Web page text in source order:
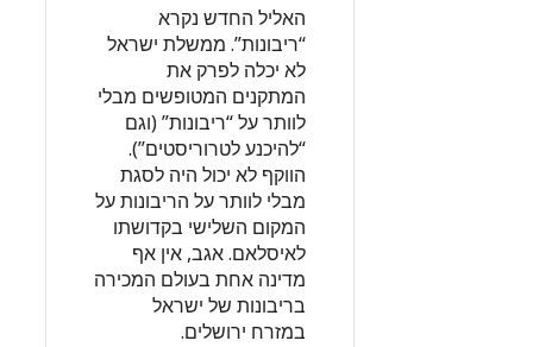
האליל החדש נקרא
“ריבונות”. ממשלת ישראל
לא יכלה לפרק את
המתקנים המטופשים מבלי
לוותר על “ריבונות” (וגם
“להיכנע לטרוריסטים”).
הווקף לא יכול היה לסגת
מבלי לוותר על הריבונות על
המקום השלישי בקדושתו
לאיסלאם. אגב, אין אף
מדינה אחת בעולם המכירה
בריבונות של ישראל
במזרח ירושלים.